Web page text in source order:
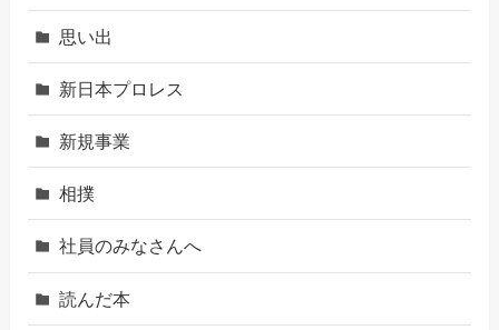
思い出
新日本プロレス
新規事業
相撲
社員のみなさんへ
読んだ本